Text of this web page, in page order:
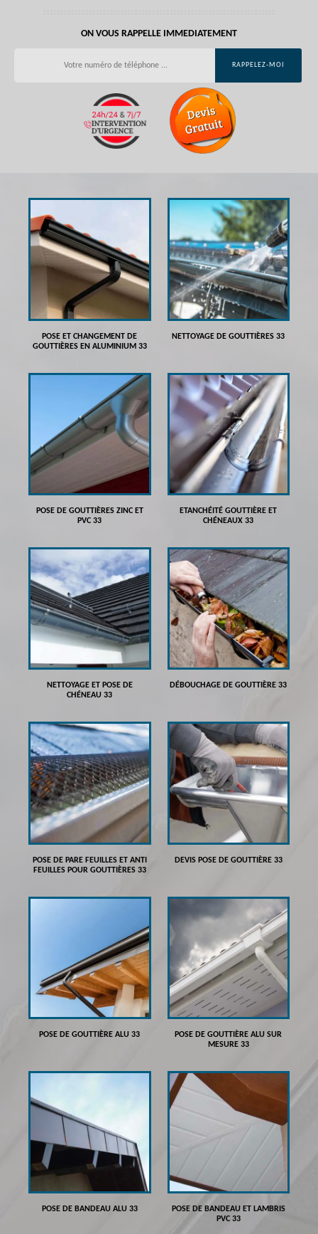
ON VOUS RAPPELLE IMMEDIATEMENT
POSE ET CHANGEMENT DE
GOUTTIÈRES EN ALUMINIUM 33
NETTOYAGE DE GOUTTIÈRES 33
POSE DE GOUTTIÈRES ZINC ET
PVC 33
ETANCHÉITÉ GOUTTIÈRE ET
CHÉNEAUX 33
NETTOYAGE ET POSE DE
CHÉNEAU 33
DÉBOUCHAGE DE GOUTTIÈRE 33
POSE DE PARE FEUILLES ET ANTI
FEUILLES POUR GOUTTIÈRES 33
DEVIS POSE DE GOUTTIÈRE 33
POSE DE GOUTTIÈRE ALU 33
POSE DE GOUTTIÈRE ALU SUR
MESURE 33
POSE DE BANDEAU ALU 33
POSE DE BANDEAU ET LAMBRIS
PVC 33